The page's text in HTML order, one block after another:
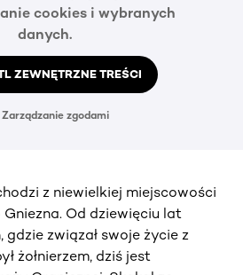
cookies i wybranych
danych.
ZEWNĘTRZNE TREŚCI
Zarządzanie zgodami
z niewielkiej miejscowości
Od dziewięciu lat
związał swoje życie z
żołnierzem, dziś jest